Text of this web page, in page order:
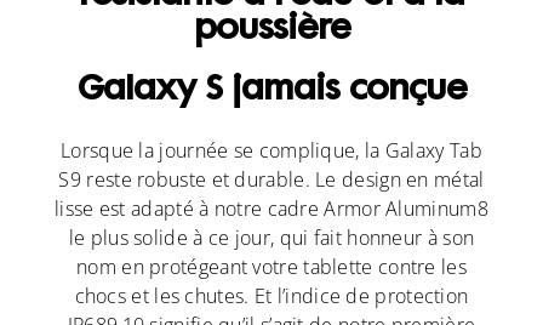
poussière
Galaxy S jamais conçue
Lorsque la journée se complique, la Galaxy Tab
S9 reste robuste et durable. Le design en métal
lisse est adapté à notre cadre Armor Aluminum8
le plus solide à ce jour, qui fait honneur à son
nom en protégeant votre tablette contre les
chocs et les chutes. Et l’indice de protection